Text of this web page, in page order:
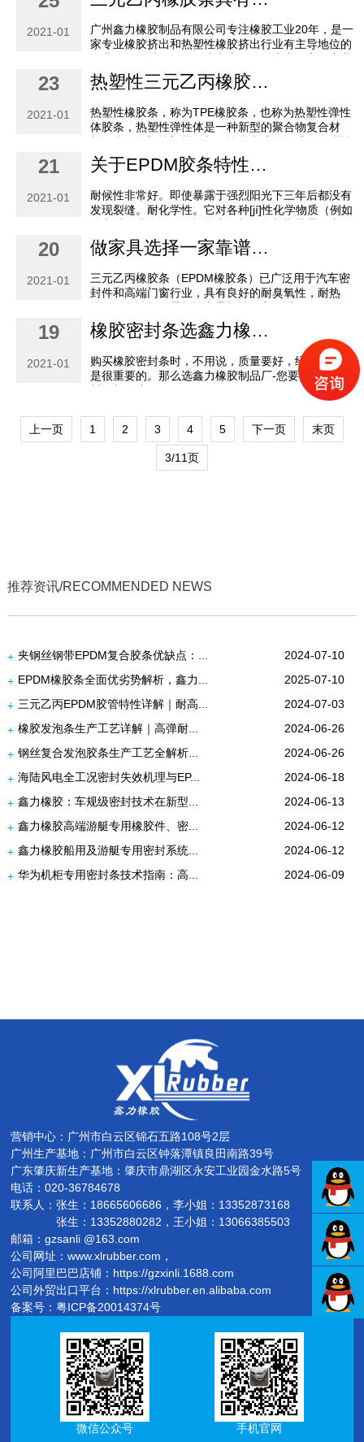
2021-01
广州鑫力橡胶制品有限公司专注橡胶工业20年，是一
家专业橡胶挤出和热塑性橡胶挤出行业有主导地位的
生产橡胶密封条，发泡密封条， 幕墙胶条，门窗胶
条，轨道...
23
2021-01
热塑性三元乙丙橡胶条一种新型材料橡胶条
热塑性橡胶条，称为TPE橡胶条，也称为热塑性弹性
体胶条，热塑性弹性体是一种新型的聚合物复合材
能。该材料做的产品不仅具有橡胶的高弹性，高强度
和高回弹性...
21
2021-01
关于EPDM胶条特性的优势您知道多少？
耐候性非常好。即使暴露于强烈阳光下三年后都没有
发现裂缝。耐化学性。它对各种[jí]性化学物质（例如
很小。良好的冲击弹性和高回弹率。弹性在低温下保
持良...
20
2021-01
做家具选择一家靠谱的封边密封条供应商真的很重要！
三元乙丙橡胶条（EPDM橡胶条）已广泛用于汽车密
封件和高端门窗行业，具有良好的耐臭氧性，耐热
氧，耐候性和耐紫外线的场合。
19
2021-01
橡胶密封条选鑫力橡胶制品厂_您要找的橡胶密封条都在这里!
购买橡胶密封条时，不用说，质量要好，经久耐用也
是很重要的。那么选鑫力橡胶制品厂-您要找的橡胶密
上一页 1 2 3 4 5 下一页 末页
3/11页
推荐资讯/RECOMMENDED NEWS
+ 夹钢丝钢带EPDM复合胶条优缺点：...
2024-07-10
+ EPDM橡胶条全面优劣势解析，鑫力...
2025-07-10
+ 三元乙丙EPDM胶管特性详解｜耐高...
2024-07-03
+ 橡胶发泡条生产工艺详解｜高弹耐...
2024-06-26
+ 钢丝复合发泡胶条生产工艺全解析...
2024-06-26
+ 海陆风电全工况密封失效机理与EP...
2024-06-18
+ 鑫力橡胶：车规级密封技术在新型...
2024-06-13
+ 鑫力橡胶高端游艇专用橡胶件、密...
2024-06-12
+ 鑫力橡胶船用及游艇专用密封系统...
2024-06-12
+ 华为机柜专用密封条技术指南：高... 2024-06-09
营销中心：广州市白云区锦石五路108号2层
广州生产基地：广州市白云区钟落潭镇良田南路39号
广东肇庆新生产基地：肇庆市鼎湖区永安工业园金水路5号
电话：020-36784678
联系人：张生：18665606686，李小姐：13352873168
张生：13352880282，王小姐：13066385503
邮箱：gzsanli @163.com
公司网址：www.xlrubber.com，
公司阿里巴巴店铺：https://gzxinli.1688.com
公司外贸出口平台：https://xlrubber.en.alibaba.com
备案号：粤ICP备20014374号
微信公众号 手机官网